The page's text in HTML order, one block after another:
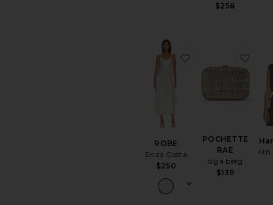
$258
ROBE
Enza Costa
$250
ajouter aux
POCHETTE
RAE
olga berg
$139
4th